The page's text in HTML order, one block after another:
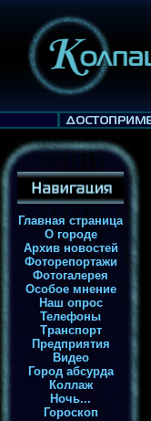
Главная страница
О городе
Архив новостей
Фоторепортажи
Фотогалерея
Особое мнение
Наш опрос
Телефоны
Транспорт
Предприятия
Видео
Город абсурда
Коллаж
Ночь...
Гороскоп